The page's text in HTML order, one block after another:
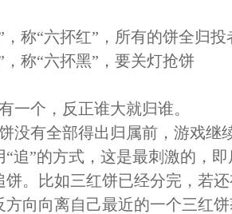
，称“六抔红”，所有的饼全归投
，称“六抔黑”，要关灯抢饼
一个，反正谁大就归谁。
有全部得出归属前，游戏继
“追”的方式，这是最刺激的，
饼。比如三红饼已经分完，若
方向向离自己最近的一个三红